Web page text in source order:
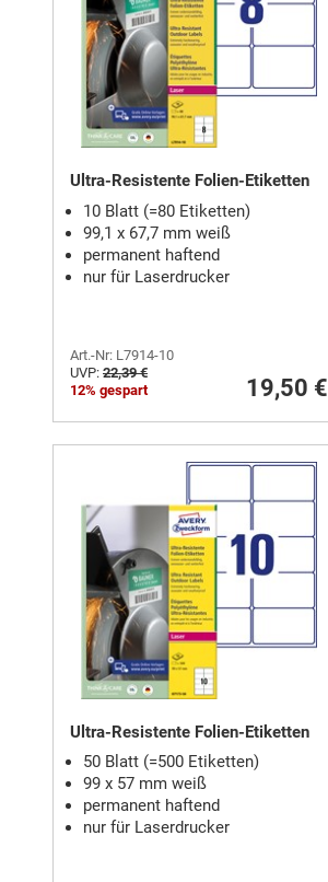
Ultra-Resistente Folien-Etiketten
10 Blatt (=80 Etiketten)
99,1 x 67,7 mm weiß
permanent haftend
nur für Laserdrucker
Art.-Nr: L7914-10
UVP: 22,39 €
12% gespart
19,50 €
Ultra-Resistente Folien-Etiketten
50 Blatt (=500 Etiketten)
99 x 57 mm weiß
permanent haftend
nur für Laserdrucker